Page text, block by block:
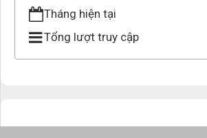
Tháng hiện tại
Tổng lượt truy cập